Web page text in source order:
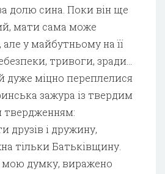
долю сина. Поки він ще
мати сама може
у майбутньому на її
тривоги, зради…
дуже міцно переплелися
зажура із твердим
твердженням:
і дружину,
тільки Батьківщину.
мою думку, виражено